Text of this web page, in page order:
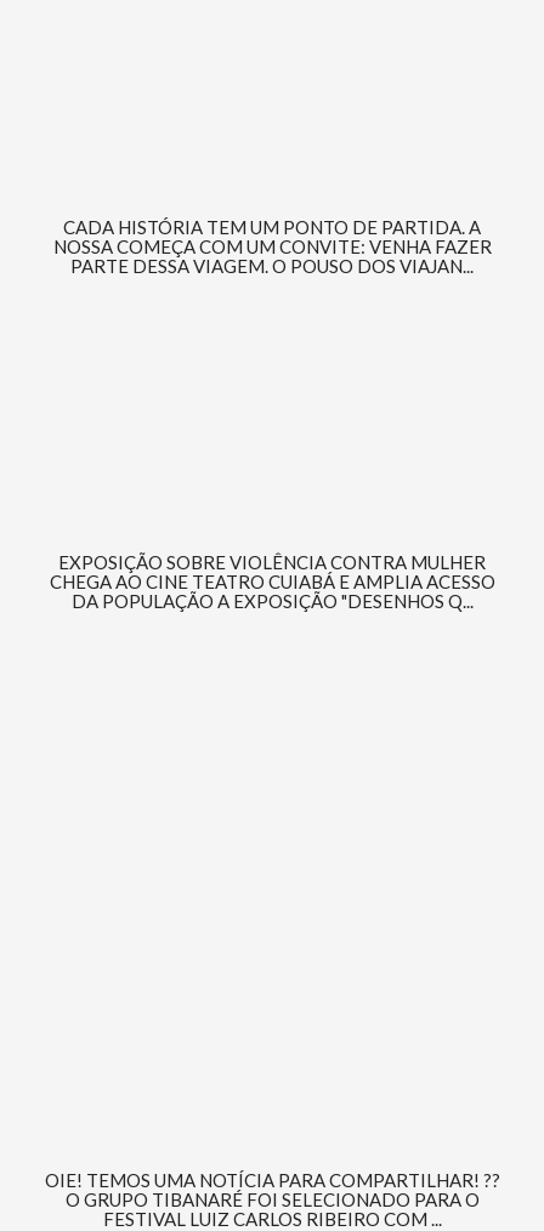
CADA HISTÓRIA TEM UM PONTO DE PARTIDA. A
NOSSA COMEÇA COM UM CONVITE: VENHA FAZER
PARTE DESSA VIAGEM. O POUSO DOS VIAJAN...
EXPOSIÇÃO SOBRE VIOLÊNCIA CONTRA MULHER
CHEGA AO CINE TEATRO CUIABÁ E AMPLIA ACESSO
DA POPULAÇÃO A EXPOSIÇÃO "DESENHOS Q...
OIE! TEMOS UMA NOTÍCIA PARA COMPARTILHAR! ??
O GRUPO TIBANARÉ FOI SELECIONADO PARA O
FESTIVAL LUIZ CARLOS RIBEIRO COM ...